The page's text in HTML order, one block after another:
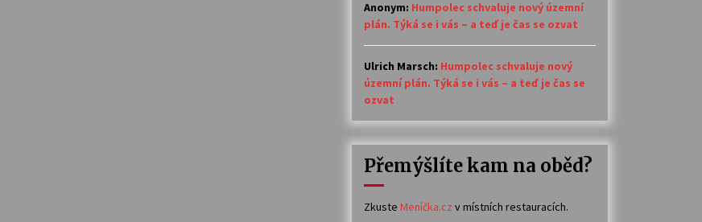
Anonym: Humpolec schvaluje nový územní
plán. Týká se i vás – a teď je čas se ozvat
Ulrich Marsch: Humpolec schvaluje nový
územní plán. Týká se i vás – a teď je čas se
ozvat
Přemýšlíte kam na oběd?
Zkuste Meníčka.cz v místních restauracích.